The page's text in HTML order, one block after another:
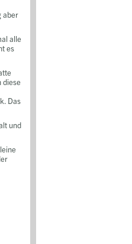
aber
alle
es
diese
Das
und